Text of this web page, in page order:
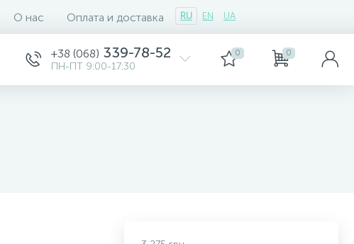
О нас Оплата и доставка RU EN UA
+38 (068) 339-78-52
ПН-ПТ 9:00-17:30
0 0